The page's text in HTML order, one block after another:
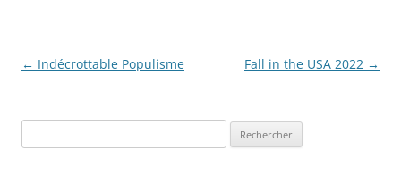
Navigation
← Indécrottable Populisme Fall in the USA 2022 →